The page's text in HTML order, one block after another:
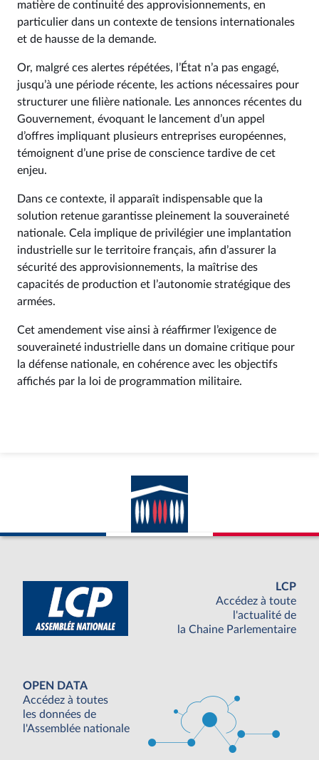
matière de continuité des approvisionnements, en
particulier dans un contexte de tensions internationales
et de hausse de la demande.
Or, malgré ces alertes répétées, l’État n’a pas engagé,
jusqu’à une période récente, les actions nécessaires pour
structurer une filière nationale. Les annonces récentes du
Gouvernement, évoquant le lancement d’un appel
d’offres impliquant plusieurs entreprises européennes,
témoignent d’une prise de conscience tardive de cet
enjeu.
Dans ce contexte, il apparaît indispensable que la
solution retenue garantisse pleinement la souveraineté
nationale. Cela implique de privilégier une implantation
industrielle sur le territoire français, afin d’assurer la
sécurité des approvisionnements, la maîtrise des
capacités de production et l’autonomie stratégique des
armées.
Cet amendement vise ainsi à réaffirmer l’exigence de
souveraineté industrielle dans un domaine critique pour
la défense nationale, en cohérence avec les objectifs
affichés par la loi de programmation militaire.
LCP
Accédez à toute
l'actualité de
la Chaine Parlementaire
OPEN DATA
Accédez à toutes
les données de
l'Assemblée nationale